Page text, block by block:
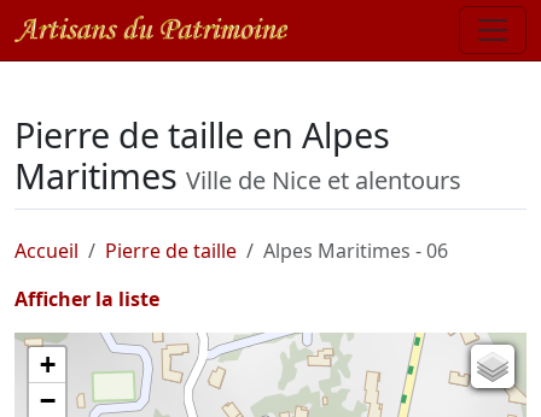
Pierre de taille en Alpes
Maritimes Ville de Nice et alentours
Accueil Pierre de taille
Alpes Maritimes - 06
Afficher la liste
+
−
Parcellaire cadastral